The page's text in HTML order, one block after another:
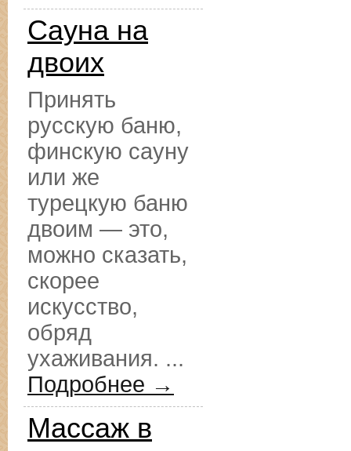
Сауна на
двоих
Принять
русскую баню,
финскую сауну
или же
турецкую баню
двоим — это,
можно сказать,
скорее
искусство,
обряд
ухаживания. ...
Подробнее →
Массаж в